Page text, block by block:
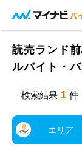
読売ランド
ルバイト・
検索結果 1 件
エリア